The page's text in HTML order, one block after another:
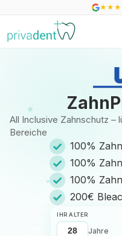
★ ★ ★
All Inclusive Zahnschutz –
Bereiche
✓ 100%
✓ 100%
✓ 100%
✓ 200€
IHR ALTER
Jahre